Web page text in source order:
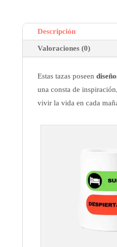
Descripción
Valoraciones (0)
Estas tazas poseen
una consta de
vivir la vida en cada